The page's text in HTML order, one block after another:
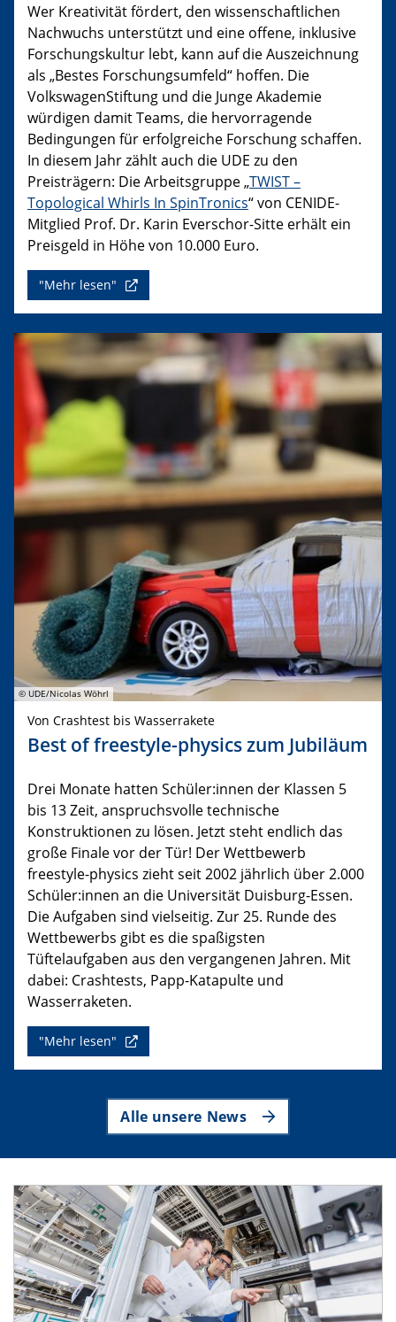
Wer Kreativität fördert, den wissenschaftlichen
Nachwuchs unterstützt und eine offene, inklusive
Forschungskultur lebt, kann auf die Auszeichnung
als „Bestes Forschungsumfeld“ hoffen. Die
VolkswagenStiftung und die Junge Akademie
würdigen damit Teams, die hervorragende
Bedingungen für erfolgreiche Forschung schaffen.
In diesem Jahr zählt auch die UDE zu den
Preisträgern: Die Arbeitsgruppe „TWIST –
Topological Whirls In SpinTronics“ von CENIDE-
Mitglied Prof. Dr. Karin Everschor-Sitte erhält ein
Preisgeld in Höhe von 10.000 Euro.
"Mehr lesen"
© UDE/Nicolas Wöhrl
Von Crashtest bis Wasserrakete
Best of freestyle-physics zum Jubiläum
Drei Monate hatten Schüler:innen der Klassen 5
bis 13 Zeit, anspruchsvolle technische
Konstruktionen zu lösen. Jetzt steht endlich das
große Finale vor der Tür! Der Wettbewerb
freestyle-physics zieht seit 2002 jährlich über 2.000
Schüler:innen an die Universität Duisburg-Essen.
Die Aufgaben sind vielseitig. Zur 25. Runde des
Wettbewerbs gibt es die spaßigsten
Tüftelaufgaben aus den vergangenen Jahren. Mit
dabei: Crashtests, Papp-Katapulte und
Wasserraketen.
"Mehr lesen"
Alle unsere News